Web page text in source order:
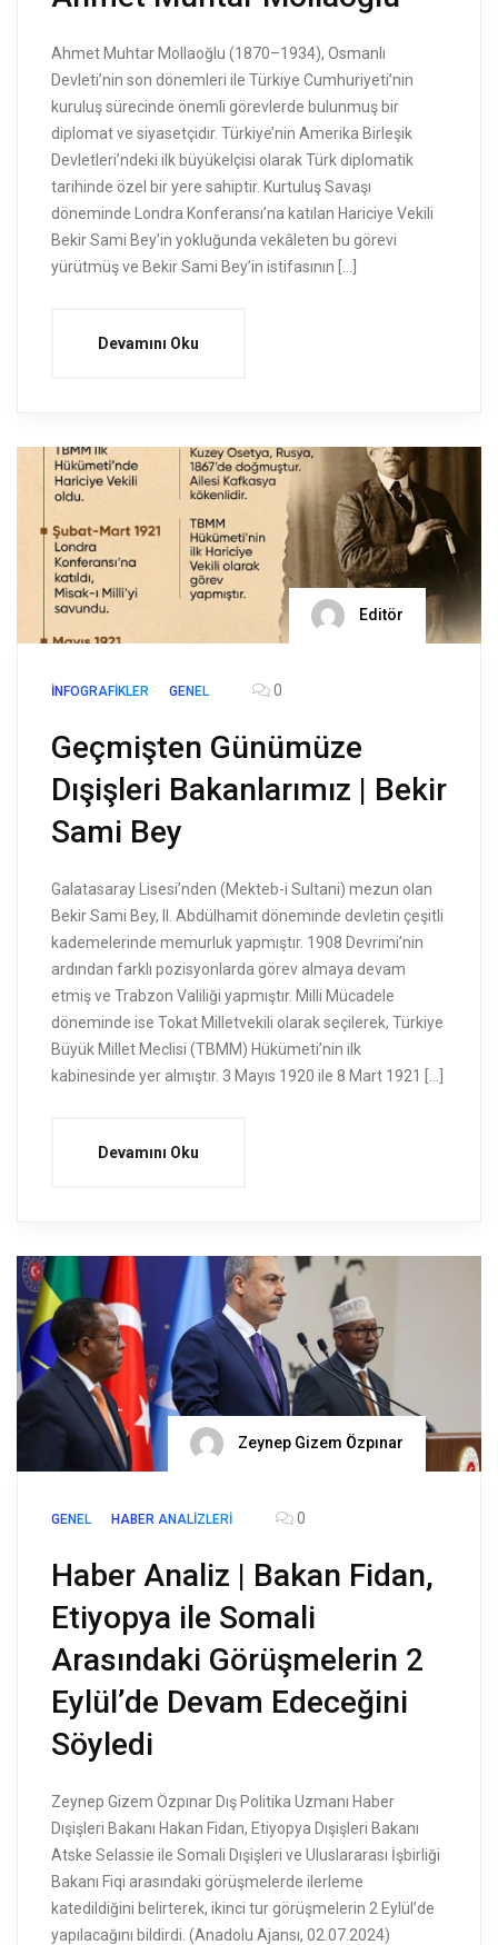
Ahmet Muhtar Mollaoğlu (1870–1934), Osmanlı
Devleti’nin son dönemleri ile Türkiye Cumhuriyeti’nin
kuruluş sürecinde önemli görevlerde bulunmuş bir
diplomat ve siyasetçidir. Türkiye’nin Amerika Birleşik
Devletleri’ndeki ilk büyükelçisi olarak Türk diplomatik
tarihinde özel bir yere sahiptir. Kurtuluş Savaşı
döneminde Londra Konferansı’na katılan Hariciye Vekili
Bekir Sami Bey’in yokluğunda vekâleten bu görevi
yürütmüş ve Bekir Sami Bey’in istifasının […]
Devamını Oku
Editör
İNFOGRAFIKLER GENEL 0
Geçmişten Günümüze
Dışişleri Bakanlarımız | Bekir
Sami Bey
Galatasaray Lisesi’nden (Mekteb-i Sultani) mezun olan
Bekir Sami Bey, II. Abdülhamit döneminde devletin çeşitli
kademelerinde memurluk yapmıştır. 1908 Devrimi’nin
ardından farklı pozisyonlarda görev almaya devam
etmiş ve Trabzon Valiliği yapmıştır. Milli Mücadele
döneminde ise Tokat Milletvekili olarak seçilerek, Türkiye
Büyük Millet Meclisi (TBMM) Hükümeti’nin ilk
kabinesinde yer almıştır. 3 Mayıs 1920 ile 8 Mart 1921 […]
Devamını Oku
Zeynep Gizem Özpınar
GENEL HABER ANALIZLERI 0
Haber Analiz | Bakan Fidan,
Etiyopya ile Somali
Arasındaki Görüşmelerin 2
Eylül’de Devam Edeceğini
Söyledi
Zeynep Gizem Özpınar Dış Politika Uzmanı Haber
Dışişleri Bakanı Hakan Fidan, Etiyopya Dışişleri Bakanı
Atske Selassie ile Somali Dışişleri ve Uluslararası İşbirliği
Bakanı Fiqi arasındaki görüşmelerde ilerleme
katedildiğini belirterek, ikinci tur görüşmelerin 2 Eylül’de
yapılacağını bildirdi. (Anadolu Ajansı, 02.07.2024)